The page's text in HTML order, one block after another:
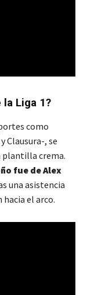
Liga 1?
como
Clausura-, se
plantilla crema.
fue de Alex
una asistencia
el arco.